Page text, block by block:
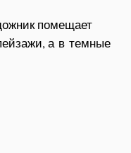
помещает
а в темные